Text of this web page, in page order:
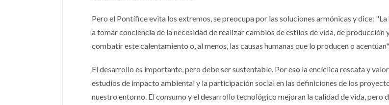
Pero el Pontífice evita los extremos, se preocupa por las soluciones armónicas y dice:
a tomar conciencia de la necesidad de realizar cambios de estilos de vida, de producción
combatir este calentamiento o, al menos, las causas humanas que lo producen o
El desarrollo es importante, pero debe ser sustentable. Por eso la encíclica rescata y
estudios de impacto ambiental y la participación social en las definiciones de los
nuestro entorno. El consumo y el desarrollo tecnológico mejoran la calidad de vida, pero